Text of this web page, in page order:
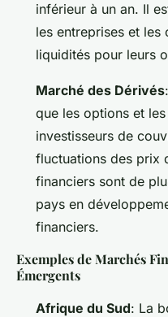
inférieur à un an. Il
les entreprises et
liquidités pour leurs
Marché des Dérivés
que les options et
investisseurs de
fluctuations des prix
financiers sont de
pays en
financiers.
Exemples de Marchés
Émergents
Afrique du Sud: La